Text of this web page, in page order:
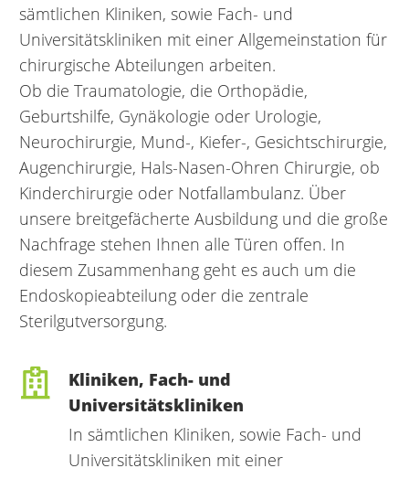
sämtlichen Kliniken, sowie Fach- und
Universitätskliniken mit einer Allgemeinstation für
chirurgische Abteilungen arbeiten.
Ob die Traumatologie, die Orthopädie,
Geburtshilfe, Gynäkologie oder Urologie,
Neurochirurgie, Mund-, Kiefer-, Gesichtschirurgie,
Augenchirurgie, Hals-Nasen-Ohren Chirurgie, ob
Kinderchirurgie oder Notfallambulanz. Über
unsere breitgefächerte Ausbildung und die große
Nachfrage stehen Ihnen alle Türen offen. In
diesem Zusammenhang geht es auch um die
Endoskopieabteilung oder die zentrale
Sterilgutversorgung.
Kliniken, Fach- und
Universitätskliniken
In sämtlichen Kliniken, sowie Fach- und
Universitätskliniken mit einer